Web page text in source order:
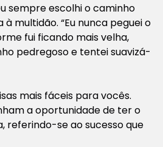
sempre escolhi o caminho
à multidão. “Eu nunca peguei o
fui ficando mais velha,
pedregoso e tentei suavizá-
mais fáceis para vocês.
a oportunidade de ter o
referindo-se ao sucesso que